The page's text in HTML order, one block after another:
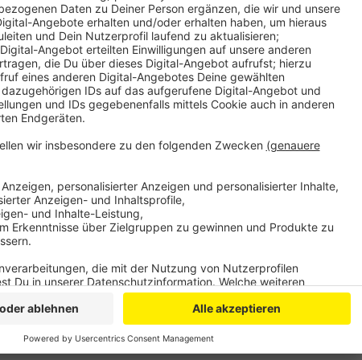
Mit dabei ist neben Leverkusener Tanzgruppen die Kölsch-
steht in Edelrath das traditionelle Seifenkisten-Rennen an. Die
hunderten Schaulustigen. Samstagabend legt DJ und Radio
Wagner im Festzelt auf. Am Sonntag steht die Edelrather
Dann wird das neue Hahnenpaar gekürt.
Anzeige